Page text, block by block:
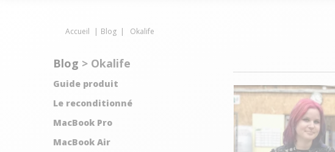
Accueil Blog Okalife
Blog > Okalife
Guide produit
Le reconditionné
MacBook Pro
MacBook Air